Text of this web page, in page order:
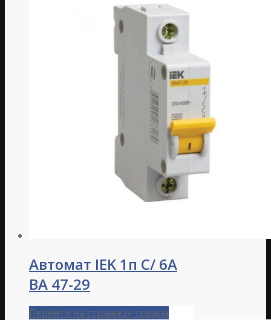
Автомат IEK 1п C/ 6А
ВА 47-29
Перейти на страницу товара